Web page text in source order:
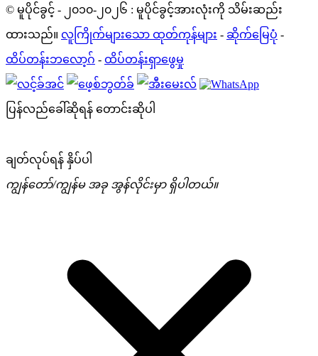
© မူပိုင်ခွင့် - ၂၀၁၀-၂၀၂၆ : မူပိုင်ခွင့်အားလုံးကို သိမ်းဆည်း
ထားသည်။ လူကြိုက်များသော ထုတ်ကုန်များ - ဆိုက်မြေပုံ -
ထိပ်တန်းဘလော့ဂ် - ထိပ်တန်းရှာဖွေမှု
ပြန်လည်ခေါ်ဆိုရန် တောင်းဆိုပါ
ချတ်လုပ်ရန် နှိပ်ပါ
ကျွန်တော်/ကျွန်မ အခု အွန်လိုင်းမှာ ရှိပါတယ်။